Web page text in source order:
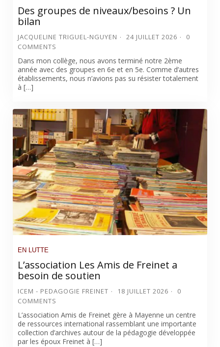
Des groupes de niveaux/besoins ? Un
bilan
JACQUELINE TRIGUEL-NGUYEN 24 JUILLET 2026
0
COMMENTS
Dans mon collège, nous avons terminé notre 2ème
année avec des groupes en 6e et en 5e. Comme d’autres
établissements, nous n’avions pas su résister totalement
à […]
EN LUTTE
L’association Les Amis de Freinet a
besoin de soutien
ICEM - PEDAGOGIE FREINET 18 JUILLET 2026
0
COMMENTS
L’association Amis de Freinet gère à Mayenne un centre
de ressources international rassemblant une importante
collection d’archives autour de la pédagogie développée
par les époux Freinet à […]